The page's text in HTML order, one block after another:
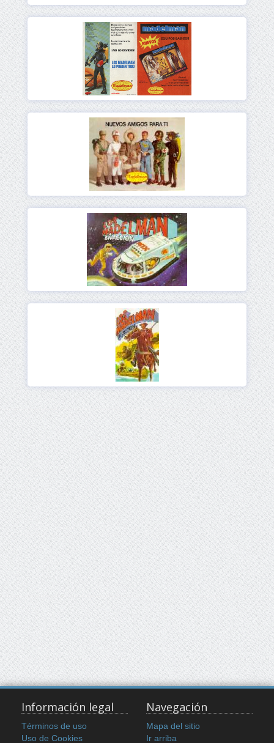
Ver
Ver
Ver
Información legal
Términos de uso
Uso de Cookies
Navegación
Mapa del sitio
Ir arriba